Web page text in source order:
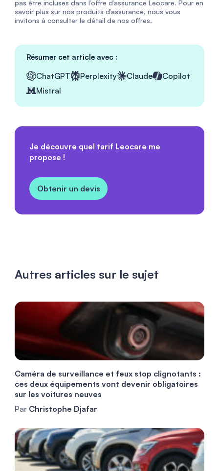
pas être incluses dans l’offre d’assurance Leocare. Pour en
savoir plus sur nos produits d’assurance, nous vous
invitons à consulter le détail de nos offres.
Résumer cet article avec :
ChatGPT Perplexity Claude
Copilot
Mistral
Je découvre quel tarif Leocare me
propose !
Obtenir un devis
Autres articles sur le sujet
Caméra de surveillance et feux stop clignotants :
ces deux équipements vont devenir obligatoires
sur les voitures neuves
Par Christophe Djafar